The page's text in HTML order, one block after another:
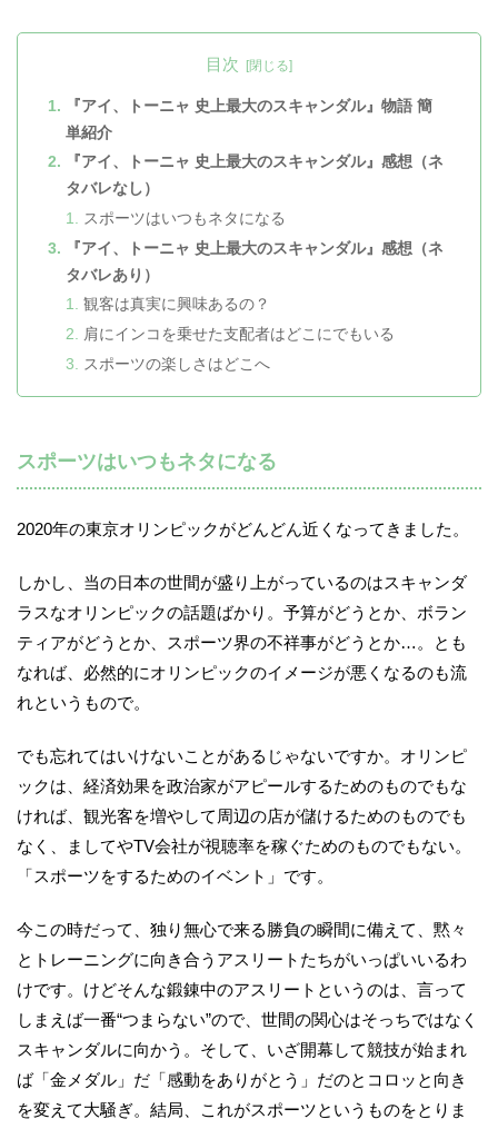
目次
『アイ、トーニャ 史上最大のスキャンダル』物語 簡
単紹介
『アイ、トーニャ 史上最大のスキャンダル』感想（ネ
タバレなし）
スポーツはいつもネタになる
『アイ、トーニャ 史上最大のスキャンダル』感想（ネ
タバレあり）
観客は真実に興味あるの？
肩にインコを乗せた支配者はどこにでもいる
スポーツの楽しさはどこへ
スポーツはいつもネタになる
2020年の東京オリンピックがどんどん近くなってきました。
しかし、当の日本の世間が盛り上がっているのはスキャンダ
ラスなオリンピックの話題ばかり。予算がどうとか、ボラン
ティアがどうとか、スポーツ界の不祥事がどうとか…。とも
なれば、必然的にオリンピックのイメージが悪くなるのも流
れというもので。
でも忘れてはいけないことがあるじゃないですか。オリンピ
ックは、経済効果を政治家がアピールするためのものでもな
ければ、観光客を増やして周辺の店が儲けるためのものでも
なく、ましてやTV会社が視聴率を稼ぐためのものでもない。
「スポーツをするためのイベント」です。
今この時だって、独り無心で来る勝負の瞬間に備えて、黙々
とトレーニングに向き合うアスリートたちがいっぱいいるわ
けです。けどそんな鍛錬中のアスリートというのは、言って
しまえば一番“つまらない”ので、世間の関心はそっちではなく
スキャンダルに向かう。そして、いざ開幕して競技が始まれ
ば「金メダル」だ「感動をありがとう」だのとコロッと向き
を変えて大騒ぎ。結局、これがスポーツというものをとりま